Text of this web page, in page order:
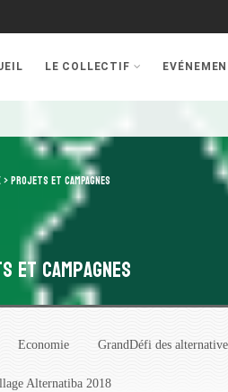
LE COLLECTIF
>PROJETS ET CAMPAGNES
et campagnes
Economie GrandDéfi des
Alternatiba 2018